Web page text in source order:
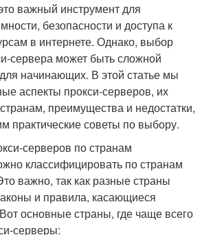
важный инструмент для
безопасности и доступа к
в интернете. Однако, выбор
сервера может быть сложной
начинающих. В этой статье мы
аспекты прокси-серверов, их
преимущества и недостатки,
практические советы по выбору.
серверов по странам
классифицировать по странам
важно, так как разные страны
и правила, касающиеся
основные страны, где чаще всего
серверы: